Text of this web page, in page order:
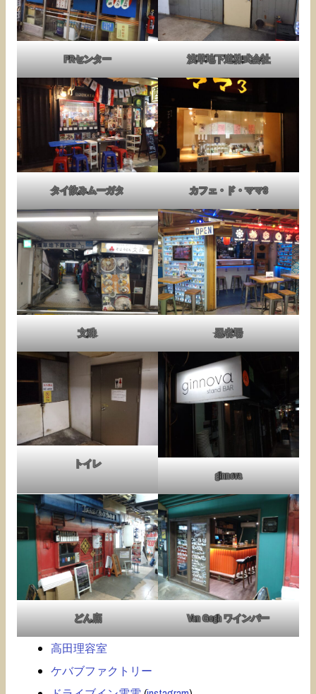
PRセンター 浅草地下道株式会社
タイ飲みムーガタ カフェ・ド・ママ3
文殊 忍者場
トイレ
ginnova
どん底 Van Gogh ワインバー
高田理容室
ケバブファクトリー